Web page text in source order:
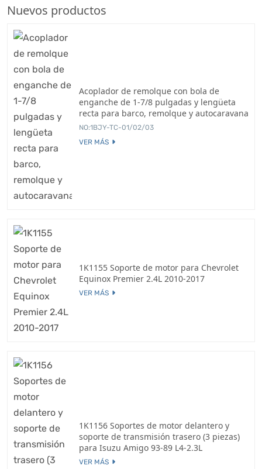
Nuevos productos
Acoplador de remolque con bola de
enganche de 1-7/8 pulgadas y lengüeta
recta para barco, remolque y autocaravana
NO:1BJY-TC-01/02/03
VER MÁS
1K1155 Soporte de motor para Chevrolet
Equinox Premier 2.4L 2010-2017
VER MÁS
1K1156 Soportes de motor delantero y
soporte de transmisión trasero (3 piezas)
para Isuzu Amigo 93-89 L4-2.3L
VER MÁS